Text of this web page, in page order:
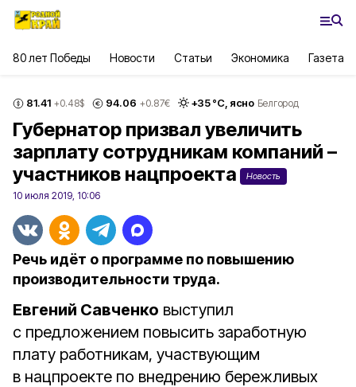
80 лет Победы Новости Статьи Экономика Газета
81.41 +0.48$ 94.06 +0.87€ +35°С, ясно Белгород
Губернатор призвал увеличить
зарплату сотрудникам компаний –
участников нацпроекта
Новость
10 июля 2019, 10:06
Речь идёт о программе по повышению
производительности труда.
Евгений Савченко выступил
с предложением повысить заработную
плату работникам, участвующим
в нацпроекте по внедрению бережливых